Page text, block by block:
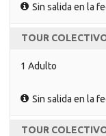
Sin salida en la
TOUR
1 Adulto
Sin salida en la
TOUR